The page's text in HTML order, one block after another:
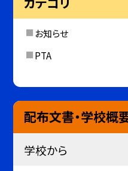
お知らせ
PTA
配布文書・学校概
学校から